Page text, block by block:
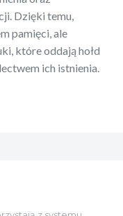
Dzięki temu,
pamięci, ale
które oddają hołd
ich istnienia.